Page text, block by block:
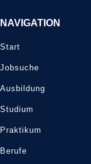
NAVIGATION
Start
Jobsuche
Ausbildung
Studium
Praktikum
Berufe